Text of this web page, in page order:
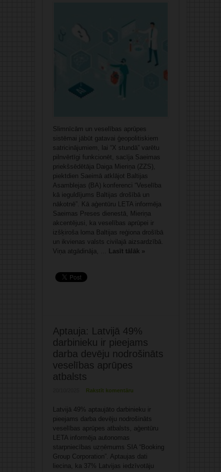
Slimnīcām un veselības aprūpes
sistēmai jābūt gatavai ģeopolitiskiem
satricinājumiem, lai “X stundā” varētu
pilnvērtīgi funkcionēt, sacīja Saeimas
priekšsēdētāja Daiga Mieriņa (ZZS),
piektdien Saeimā atklājot Baltijas
Asamblejas (BA) konferenci “Veselība
kā ieguldījums Baltijas drošībā un
nākotnē”. Kā aģentūru LETA informēja
Saeimas Preses dienestā, Mieriņa
akcentējusi, ka veselības aprūpei ir
izšķiroša loma Baltijas reģiona drošībā
un ikvienas valsts civilajā aizsardzībā.
Viņa atgādināja, ... Lasīt tālāk »
Aptauja: Latvijā 49%
darbinieku ir pieejams
darba devēju nodrošināts
veselības aprūpes
atbalsts
Rakstīt komentāru
Latvijā 49% aptaujāto darbinieku ir
pieejams darba devēju nodrošināts
veselības aprūpes atbalsts, aģentūru
LETA informēja autonomas
starpniecības uzņēmums SIA “Booking
Group Corporation”. Aptaujas dati
liecina, ka 37% Latvijas iedzīvotāju